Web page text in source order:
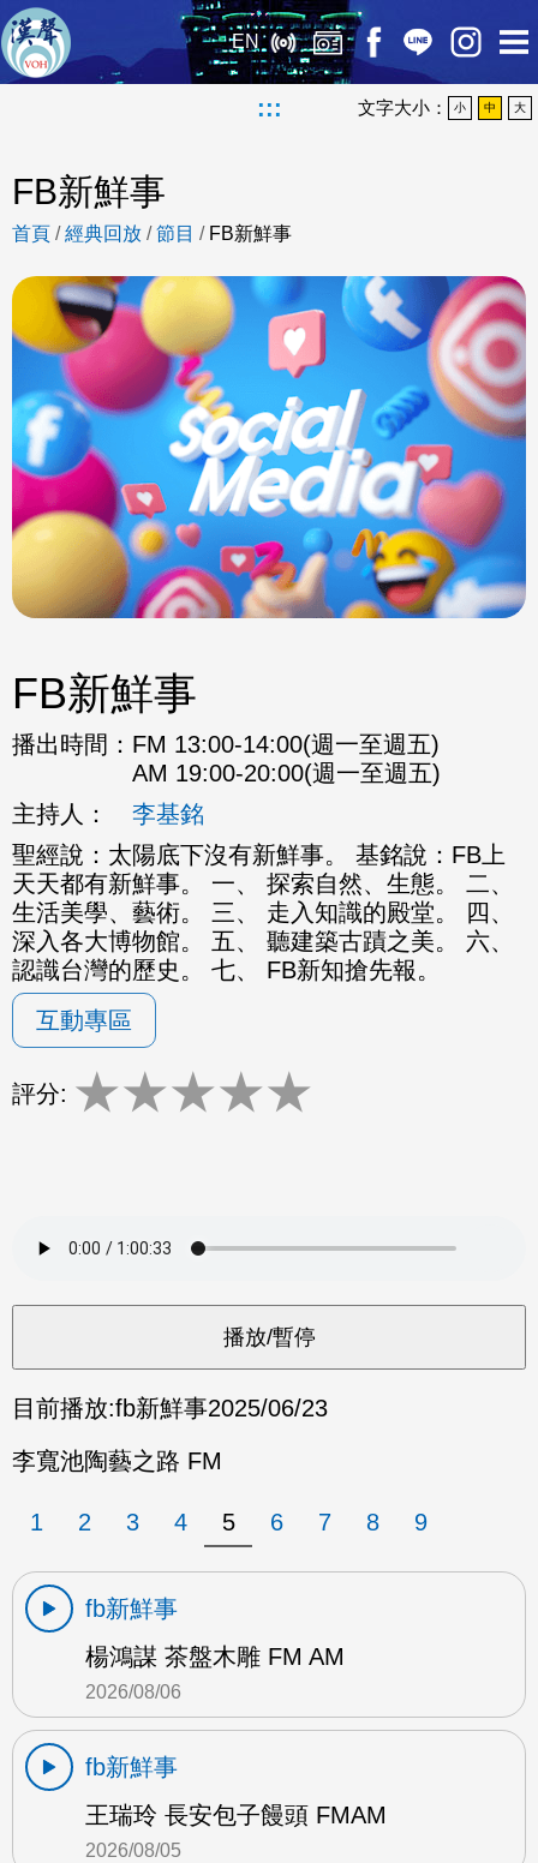
EN
::: 文字大小： 小 中 大
FB新鮮事
首頁 /經典回放 /節目 / FB新鮮事
FB新鮮事
播出時間： FM 13:00-14:00(週一至週五)
AM 19:00-20:00(週一至週五)
主持人：
李基銘
聖經說：太陽底下沒有新鮮事。 基銘說：FB上
天天都有新鮮事。 一、 探索自然、生態。 二、
生活美學、藝術。 三、 走入知識的殿堂。 四、
深入各大博物館。 五、 聽建築古蹟之美。 六、
認識台灣的歷史。 七、 FB新知搶先報。
互動專區
評分: ★★★★★
目前播放:fb新鮮事2025/06/23
李寬池陶藝之路 FM
1 2 3 4 5 6 7 8 9
fb新鮮事
楊鴻謀 茶盤木雕 FM AM
2026/08/06
fb新鮮事
王瑞玲 長安包子饅頭 FMAM
2026/08/05